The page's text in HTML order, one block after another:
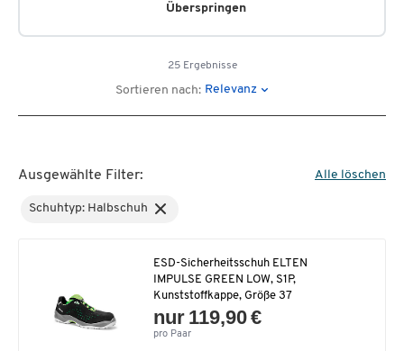
Überspringen
25 Ergebnisse
Sortieren nach: Relevanz
Ausgewählte Filter: Alle löschen
Schuhtyp: Halbschuh
ESD-Sicherheitsschuh ELTEN
IMPULSE GREEN LOW, S1P,
Kunststoffkappe, Größe 37
nur 119,90 €
pro Paar